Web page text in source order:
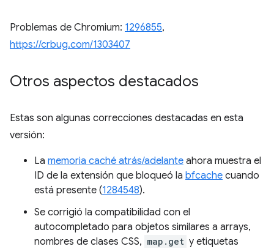
Problemas de Chromium: 1296855,
https://crbug.com/1303407
Otros aspectos destacados
Estas son algunas correcciones destacadas en esta
versión:
La memoria caché atrás/adelante ahora muestra el
ID de la extensión que bloqueó la bfcache cuando
está presente (1284548).
Se corrigió la compatibilidad con el
autocompletado para objetos similares a arrays,
nombres de clases CSS, map.get y etiquetas